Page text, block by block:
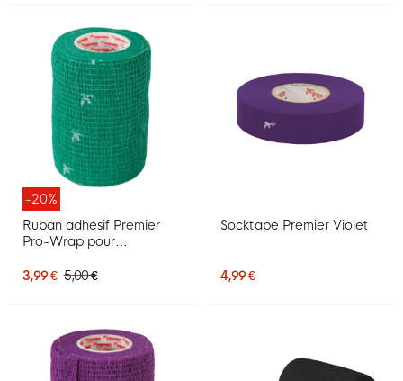
-20%
Ruban adhésif Premier
Pro-Wrap pour
3,99 € 5,00 €
Socktape Premier Violet
4,99 €